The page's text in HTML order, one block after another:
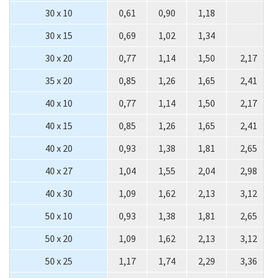
30 x 10
0,61 0,90
1,18
30 x 15
0,69 1,02
1,34
30 x 20
0,77 1,14 1,50
2,17
35 x 20
0,85 1,26 1,65
2,41
40 x 10
0,77 1,14 1,50
2,17
40 x 15
0,85 1,26 1,65
2,41
40 x 20
0,93 1,38 1,81
2,65
40 x 27
1,04 1,55 2,04
2,98
40 x 30
1,09 1,62 2,13
3,12
50 x 10
0,93 1,38 1,81
2,65
50 x 20
1,09 1,62 2,13
3,12
50 x 25
1,17 1,74 2,29
3,36